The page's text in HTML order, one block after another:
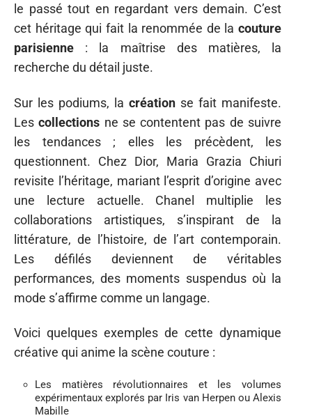
le passé tout en regardant vers demain. C’est
cet héritage qui fait la renommée de la couture
parisienne : la maîtrise des matières, la
recherche du détail juste.
Sur les podiums, la création se fait manifeste.
Lescollections ne se contentent pas de suivre
les tendances ; elles les précèdent, les
questionnent. Chez Dior, Maria Grazia Chiuri
revisite l’héritage, mariant l’esprit d’origine avec
une lecture actuelle. Chanel multiplie les
collaborations artistiques, s’inspirant de la
littérature, de l’histoire, de l’art contemporain.
Les défilés deviennent de véritables
performances, des moments suspendus où la
mode s’affirme comme un langage.
Voici quelques exemples de cette dynamique
créative qui anime la scène couture :
Les matières révolutionnaires et les volumes
expérimentaux explorés par Iris van Herpen ou Alexis
Mabille